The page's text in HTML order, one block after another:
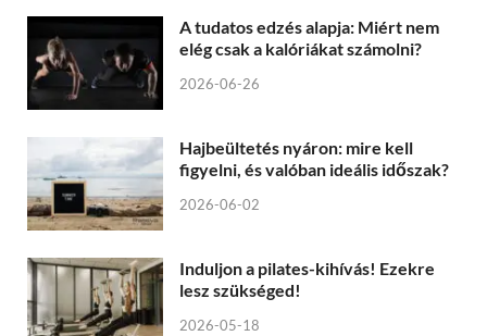
A tudatos edzés alapja: Miért nem
elég csak a kalóriákat számolni?
2026-06-26
Hajbeültetés nyáron: mire kell
figyelni, és valóban ideális időszak?
2026-06-02
Induljon a pilates-kihívás! Ezekre
lesz szükséged!
2026-05-18